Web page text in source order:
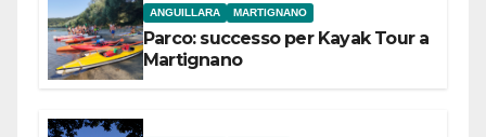
ANGUILLARA MARTIGNANO
Parco: successo per Kayak Tour a
Martignano